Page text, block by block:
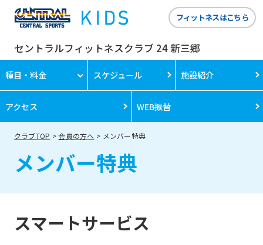
セントラルフィットネスクラブ 24 新三郷
フィットネスはこちら
種目・料金 スケジュール 施設紹介
アクセス WEB振替
クラブTOP 会員の方へ メンバー特典
メンバー特典
スマートサービス